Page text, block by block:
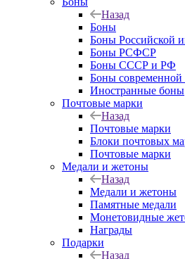
Назад
Боны
Боны Российской
Боны РСФСР
Боны СССР и РФ
Боны современной
Иностранные боны
Почтовые марки
Назад
Почтовые марки
Блоки почтовых
Почтовые марки
Медали и жетоны
Назад
Медали и жетоны
Памятные медали
Монетовидные
Награды
Подарки
Назад